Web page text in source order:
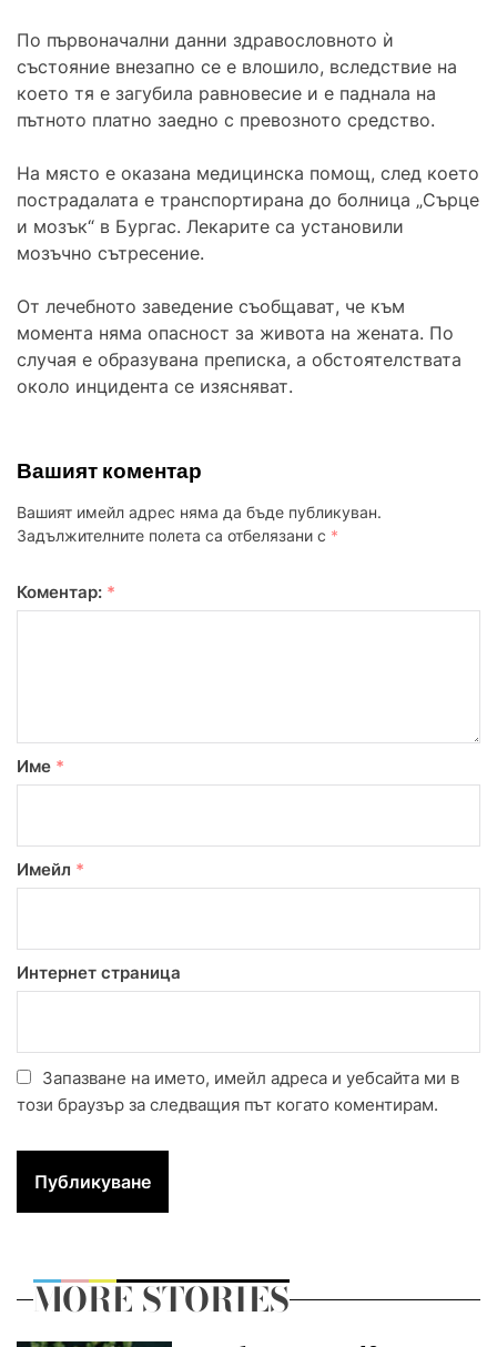
По първоначални данни здравословното ѝ
състояние внезапно се е влошило, вследствие на
което тя е загубила равновесие и е паднала на
пътното платно заедно с превозното средство.
На място е оказана медицинска помощ, след което
пострадалата е транспортирана до болница „Сърце
и мозък“ в Бургас. Лекарите са установили
мозъчно сътресение.
От лечебното заведение съобщават, че към
момента няма опасност за живота на жената. По
случая е образувана преписка, а обстоятелствата
около инцидента се изясняват.
Вашият коментар
Вашият имейл адрес няма да бъде публикуван.
Задължителните полета са отбелязани с *
Коментар: *
Име *
Имейл *
Интернет страница
Запазване на името, имейл адреса и уебсайта ми в
този браузър за следващия път когато коментирам.
MORE STORIES